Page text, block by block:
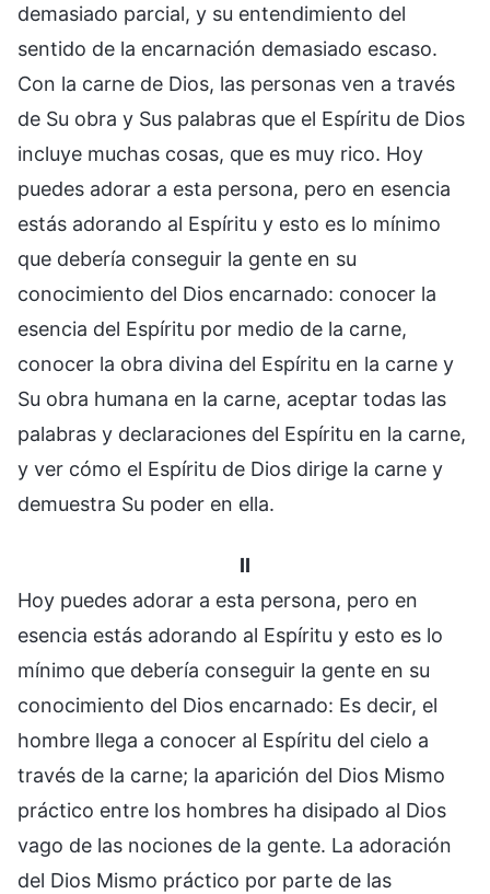
demasiado parcial, y su entendimiento del
sentido de la encarnación demasiado escaso.
Con la carne de Dios, las personas ven a través
de Su obra y Sus palabras que el Espíritu de Dios
incluye muchas cosas, que es muy rico. Hoy
puedes adorar a esta persona, pero en esencia
estás adorando al Espíritu y esto es lo mínimo
que debería conseguir la gente en su
conocimiento del Dios encarnado: conocer la
esencia del Espíritu por medio de la carne,
conocer la obra divina del Espíritu en la carne y
Su obra humana en la carne, aceptar todas las
palabras y declaraciones del Espíritu en la carne,
y ver cómo el Espíritu de Dios dirige la carne y
demuestra Su poder en ella.
II
Hoy puedes adorar a esta persona, pero en
esencia estás adorando al Espíritu y esto es lo
mínimo que debería conseguir la gente en su
conocimiento del Dios encarnado: Es decir, el
hombre llega a conocer al Espíritu del cielo a
través de la carne; la aparición del Dios Mismo
práctico entre los hombres ha disipado al Dios
vago de las nociones de la gente. La adoración
del Dios Mismo práctico por parte de las